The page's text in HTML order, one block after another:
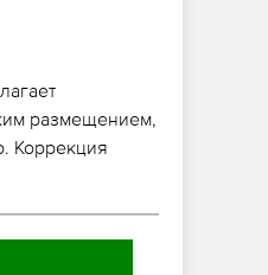
размещением,
Коррекция